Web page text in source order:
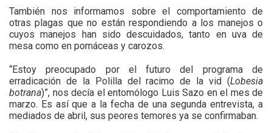
También nos informamos sobre el comportamiento de
otras plagas que no están respondiendo a los manejos o
cuyos manejos han sido descuidados, tanto en uva de
mesa como en pomáceas y carozos.
“Estoy preocupado por el futuro del programa de
erradicación de la Polilla del racimo de la vid (Lobesia
botrana)”, nos decía el entomólogo Luis Sazo en el mes de
marzo. Es así que a la fecha de una segunda entrevista, a
mediados de abril, sus peores temores ya se confirmaban.